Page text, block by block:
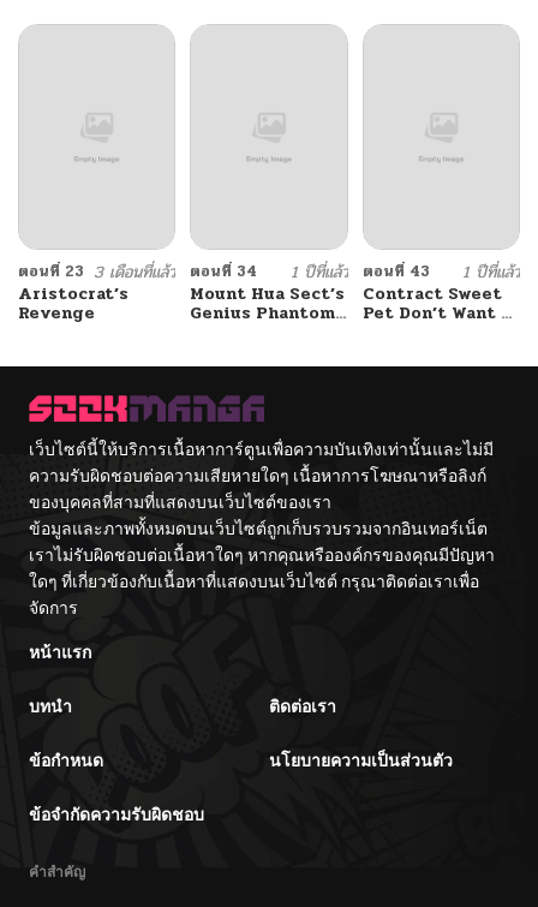
ตอนที่ 23 3 เดือนที่แล้ว
Aristocrat’s
Revenge
ตอนที่ 34
1 ปีที่แล้ว
Mount Hua Sect’s
Genius Phantom
ตอนที่ 43
1 ปีที่แล้ว
Contract Sweet
Pet Don’t Want To
เว็บไซต์นี้ให้บริการเนื้อหาการ์ตูนเพื่อความบันเทิงเท่านั้นและไม่มี
ความรับผิดชอบต่อความเสียหายใดๆ เนื้อหาการโฆษณาหรือลิงก์
ของบุคคลที่สามที่แสดงบนเว็บไซต์ของเรา
ข้อมูลและภาพทั้งหมดบนเว็บไซต์ถูกเก็บรวบรวมจากอินเทอร์เน็ต
เราไม่รับผิดชอบต่อเนื้อหาใดๆ หากคุณหรือองค์กรของคุณมีปัญหา
ใดๆ ที่เกี่ยวข้องกับเนื้อหาที่แสดงบนเว็บไซต์ กรุณาติดต่อเราเพื่อ
จัดการ
หน้าแรก
บทนำ ติดต่อเรา
ข้อกำหนด นโยบายความเป็นส่วนตัว
ข้อจำกัดความรับผิดชอบ
คำสำคัญ